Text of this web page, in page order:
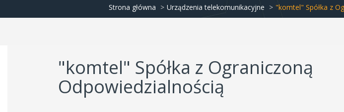
Strona główna Urządzenia telekomunikacyjne "komtel" Spółka z
"komtel" Spółka z Ograniczoną
Odpowiedzialnością